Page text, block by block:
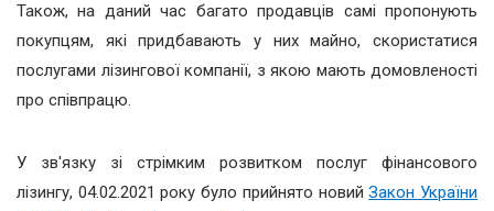
Також, на даний час багато продавців самі пропонують
покупцям, які придбавають у них майно, скористатися
послугами лізингової компанії, з якою мають домовленості
про співпрацю.
У зв'язку зі стрімким розвитком послуг фінансового
лізингу, 04.02.2021 року було прийнято новийЗакон України